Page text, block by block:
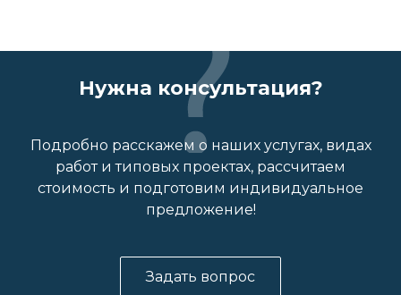
Нужна консультация?
Подробно расскажем о наших услугах, видах
работ и типовых проектах, рассчитаем
стоимость и подготовим индивидуальное
предложение!
Задать вопрос